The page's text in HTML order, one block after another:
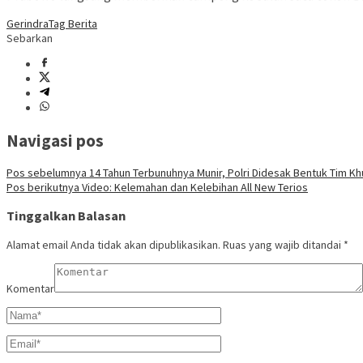
GerindraTag Berita
Sebarkan
Navigasi pos
Pos sebelumnya 14 Tahun Terbunuhnya Munir, Polri Didesak Bentuk Tim
Pos berikutnya Video: Kelemahan dan Kelebihan All New Terios
Tinggalkan Balasan
Alamat email Anda tidak akan dipublikasikan. Ruas yang wajib ditandai *
Komentar